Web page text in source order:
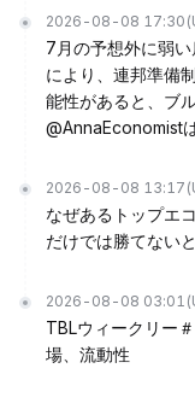
2026-08-08 17:30
7月の予想外に弱
により、連邦準備
能性があると、ブ
@AnnaEconomist
2026-08-08 13:17
なぜあるトップエ
だけでは勝てない
2026-08-08 03:01
TBLウィークリー
場、流動性